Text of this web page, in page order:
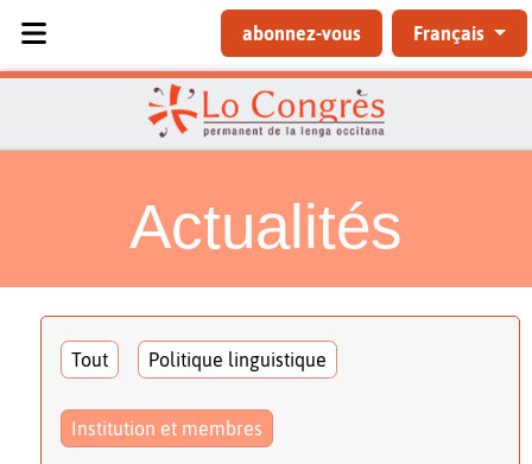
abonnez-vous Français
Actualités
Tout Politique linguistique
Institution et membres